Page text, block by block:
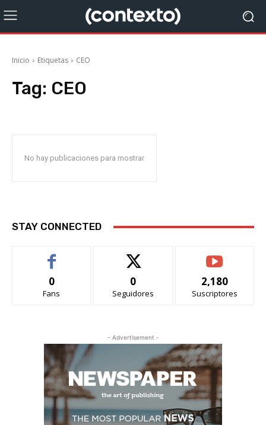
Inicio Etiquetas CEO
Tag: CEO
No hay publicaciones para mostrar
STAY CONNECTED
0
Fans
0
Seguidores
2,180
Suscriptores
- Advertisement -